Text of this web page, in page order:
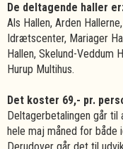
De deltagende haller
Als Hallen, Arden
Idrætscenter, Mariager
Hallen, Skelund-Veddum
Hurup Multihus.
Det koster 69,- pr.
Deltagerbetalingen går til
hele maj måned for